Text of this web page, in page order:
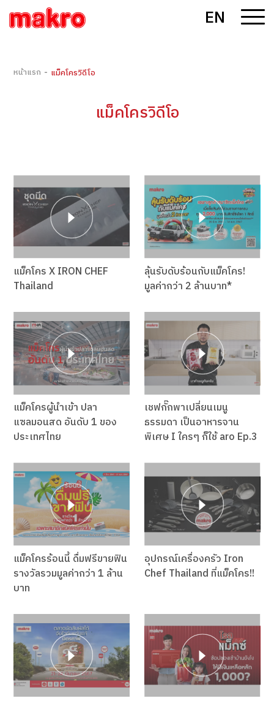
EN
หน้าแรก - แม็คโครวิดีโอ
แม็คโครวิดีโอ
แม็คโคร X IRON CHEF
Thailand
ลุ้นรับดับร้อนกับแม็คโคร!
มูลค่ากว่า 2 ล้านบาท*
แม็คโครผู้นำเข้า ปลา
แซลมอนสด อันดับ 1 ของ
ประเทศไทย
เชฟกั๊กพาเปลี่ยนเมนู
ธรรมดา เป็นอาหารจาน
พิเศษ I ใครๆ ก็ใช้ aro Ep.3
แม็คโครร้อนนี้ ดื่มฟรีขายฟิน
รางวัลรวมมูลค่ากว่า 1 ล้าน
บาท
อุปกรณ์เครื่องครัว Iron
Chef Thailand ที่แม็คโคร!!